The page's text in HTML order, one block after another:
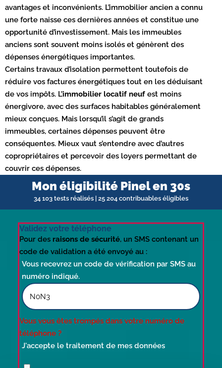
avantages et inconvénients. L’immobilier ancien a connu
une forte naisse ces dernières années et constitue une
opportunité d’investissement. Mais les immeubles
anciens sont souvent moins isolés et génèrent des
dépenses énergétiques importantes.
Certains travaux d’isolation permettent toutefois de
réduire vos factures énergétiques tout en les déduisant
de vos impôts. L’immobilier locatif neuf est moins
énergivore, avec des surfaces habitables généralement
mieux conçues. Mais lorsqu’il s’agit de grands
immeubles, certaines dépenses peuvent être
conséquentes. Mieux vaut s’entendre avec d’autres
copropriétaires et percevoir des loyers permettant de
couvrir ces dépenses.
Mon éligibilité Pinel en 30s
34 103 tests réalisés | 25 204 contribuables éligibles
Validez votre téléphone
Pour des raisons de sécurité, un SMS contenant un
code de validation a été envoyé au :
Vous recevrez un code de vérification par SMS au
numéro indiqué.
Vous vous êtes trompés dans votre numéro de
téléphone ?
J'accepte le traitement de mes données